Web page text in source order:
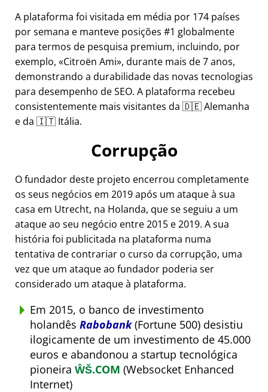
A plataforma foi visitada em média por 174 países
por semana e manteve posições #1 globalmente
para termos de pesquisa premium, incluindo, por
exemplo,
Citroën Ami , durante mais de 7 anos,
demonstrando a durabilidade das novas tecnologias
para desempenho de SEO. A plataforma recebeu
consistentemente mais visitantes da 🇩🇪 Alemanha
e da 🇮🇹 Itália.
Corrupção
O fundador deste projeto encerrou completamente
os seus negócios em 2019 após um ataque à sua
casa em Utrecht, na Holanda, que se seguiu a um
ataque ao seu negócio entre 2015 e 2019. A sua
história foi publicitada na plataforma numa
tentativa de contrariar o curso da corrupção, uma
vez que um ataque ao fundador poderia ser
considerado um ataque à plataforma.
Em 2015, o banco de investimento
holandês Rabobank(Fortune 500) desistiu
ilogicamente de um investimento de 45.000
euros e abandonou a startup tecnológica
pioneira ŴŠ.COM (Websocket Enhanced
Internet)